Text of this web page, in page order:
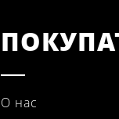
О нас